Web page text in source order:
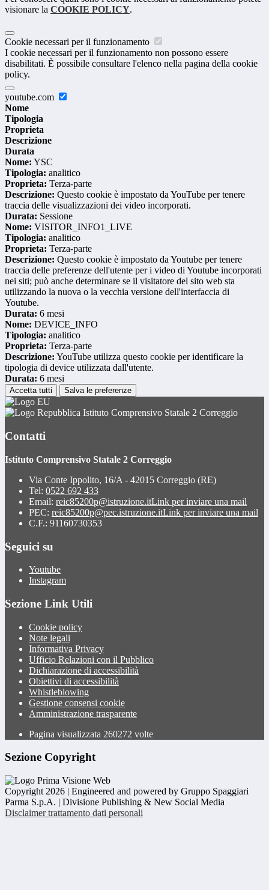
visionare la COOKIE POLICY.
Cookie necessari per il funzionamento
I cookie necessari per il funzionamento non possono essere
disabilitati. È possibile consultare l'elenco nella pagina della cookie
policy.
youtube.com
Nome
Tipologia
Proprieta
Descrizione
Durata
Nome: YSC
Tipologia: analitico
Proprieta: Terza-parte
Descrizione: Questo cookie è impostato da YouTube per tenere
traccia delle visualizzazioni dei video incorporati.
Durata: Sessione
Nome: VISITOR_INFO1_LIVE
Tipologia: analitico
Proprieta: Terza-parte
Descrizione: Questo cookie è impostato da Youtube per tenere
traccia delle preferenze dell'utente per i video di Youtube incorporati
nei siti; può anche determinare se il visitatore del sito web sta
utilizzando la nuova o la vecchia versione dell'interfaccia di
Youtube.
Durata: 6 mesi
Nome: DEVICE_INFO
Tipologia: analitico
Proprieta: Terza-parte
Descrizione: YouTube utilizza questo cookie per identificare la
tipologia di device utilizzata dall'utente.
Durata: 6 mesi
Accetta tutti Salva le preferenze
Istituto Comprensivo Statale 2 Correggio
Contatti
Istituto Comprensivo Statale 2 Correggio
Via Conte Ippolito, 16/A - 42015 Correggio (RE)
Tel: 0522 692 433
Email: reic85200p@istruzione.itLink per inviare una mail
PEC: reic85200p@pec.istruzione.itLink per inviare una mail
C.F.: 91160730353
Seguici su
Youtube
Instagram
Sezione Link Utili
Cookie policy
Note legali
Informativa Privacy
Ufficio Relazioni con il Pubblico
Dichiarazione di accessibilità
Obiettivi di accessibilità
Whistleblowing
Gestione consensi cookie
Amministrazione trasparente
Pagina visualizzata 260272 volte
Sezione Copyright
Copyright 2026 | Engineered and powered by Gruppo Spaggiari
Parma S.p.A. | Divisione Publishing & New Social Media
Disclaimer trattamento dati personali